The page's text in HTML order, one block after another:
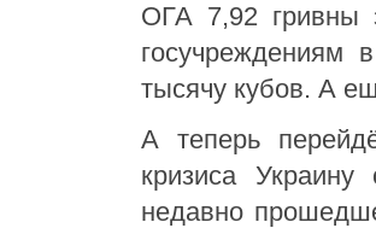
ОГА 7,92 гривны
тысячу кубов. А
А теперь
кризиса
недавно